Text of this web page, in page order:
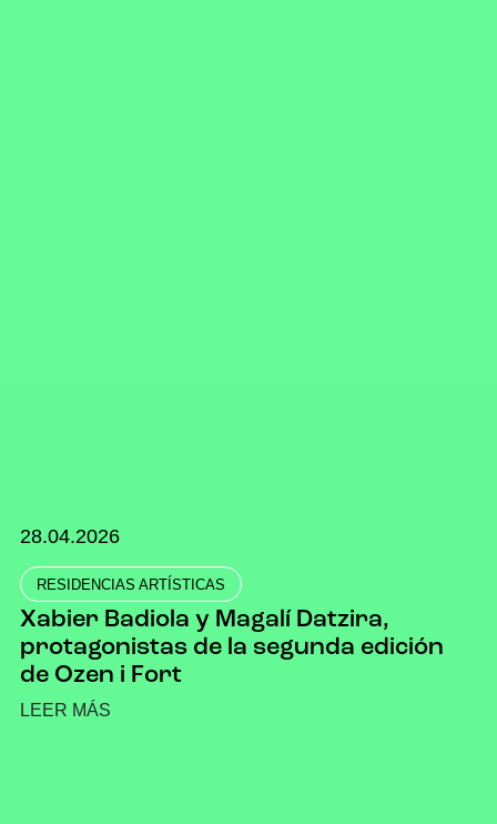
28.04.2026
RESIDENCIAS ARTÍSTICAS
Xabier Badiola y Magalí Datzira,
protagonistas de la segunda edición
de Ozen i Fort
LEER MÁS